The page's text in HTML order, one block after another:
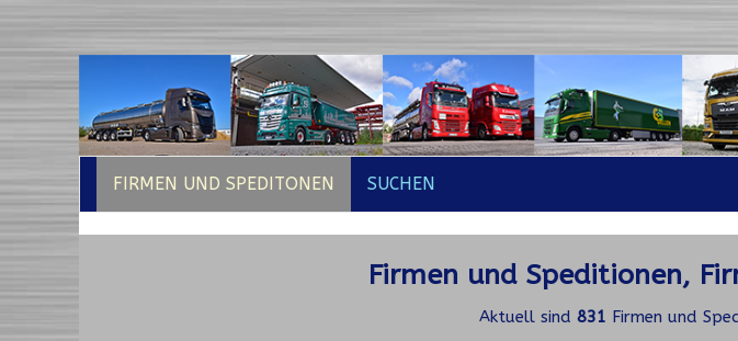
FIRMEN UND SPEDITONEN SUCHEN
Firmen und Speditionen,
Aktuell sind 831 Firmen und